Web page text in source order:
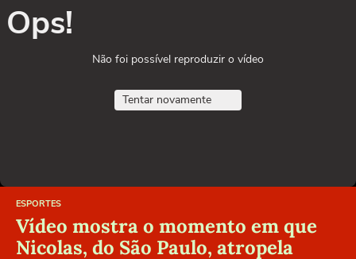
Ops!
Não foi possível reproduzir o vídeo
Tentar novamente
ESPORTES
Vídeo mostra o momento em que
Nicolas, do São Paulo, atropela